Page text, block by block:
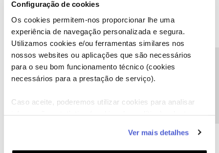
Configuração de cookies
Os cookies permitem-nos proporcionar lhe uma
experiência de navegação personalizada e segura.
Utilizamos cookies e/ou ferramentas similares nos
nossos websites ou aplicações que são necessários
para o seu bom funcionamento técnico (cookies
necessários para a prestação de serviço).
Caso aceite, poderemos utilizar cookies para analisar
funcionalidades (cookies de personalização e
funcionalidade) e adaptar anúncios aos seus interesses
Ver mais detalhes
T 1 pessoa gostou
Já enviei email a ver se respondem